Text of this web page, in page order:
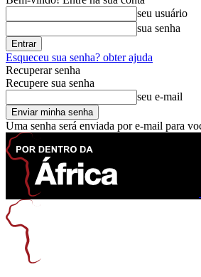
seu usuário
sua senha
Esqueceu sua senha? obter ajuda
Recuperar senha
Recupere sua senha
seu e-mail
Uma senha será enviada por e-mail para